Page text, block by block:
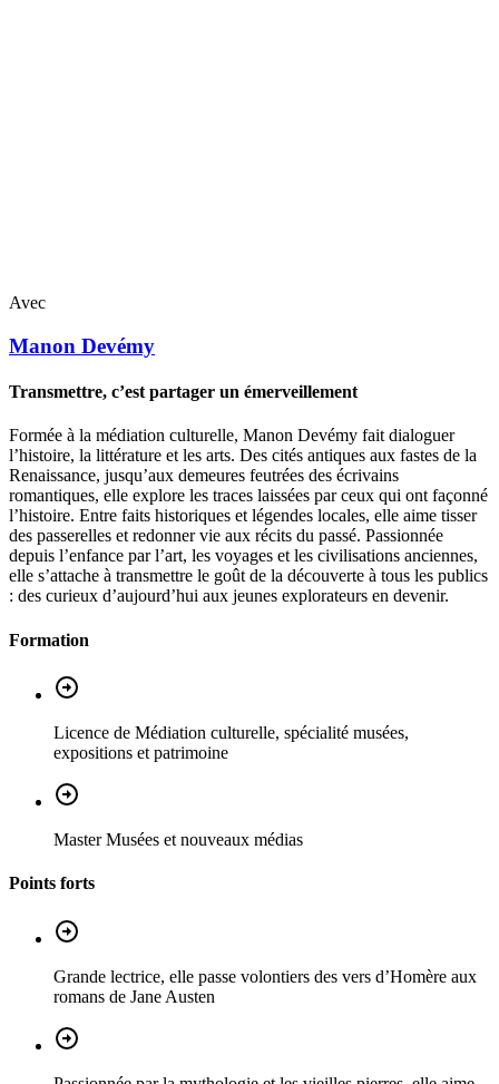
Avec
Manon Devémy
Transmettre, c’est partager un émerveillement
Formée à la médiation culturelle, Manon Devémy fait dialoguer
l’histoire, la littérature et les arts. Des cités antiques aux fastes de la
Renaissance, jusqu’aux demeures feutrées des écrivains
romantiques, elle explore les traces laissées par ceux qui ont façonné
l’histoire. Entre faits historiques et légendes locales, elle aime tisser
des passerelles et redonner vie aux récits du passé. Passionnée
depuis l’enfance par l’art, les voyages et les civilisations anciennes,
elle s’attache à transmettre le goût de la découverte à tous les publics
: des curieux d’aujourd’hui aux jeunes explorateurs en devenir.
Formation
Licence de Médiation culturelle, spécialité musées,
expositions et patrimoine
Master Musées et nouveaux médias
Points forts
Grande lectrice, elle passe volontiers des vers d’Homère aux
romans de Jane Austen